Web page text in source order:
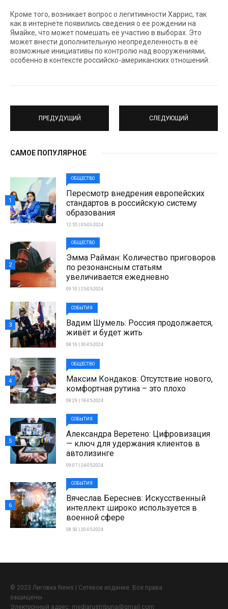
Кроме того, возникает вопрос о легитимности Харрис, так
как в интернете появились сведения о ее рождении на
Ямайке, что может помешать её участию в выборах. Это
может внести дополнительную неопределенность в её
возможные инициативы по контролю над вооружениями,
особенно в контексте российско-американских отношений.
ПРЕДУДУЩИЙ СЛЕДУЮЩИЙ
САМОЕ ПОПУЛЯРНОЕ
ОБЩЕСТВО
Пересмотр внедрения европейских
стандартов в российскую систему
образования
12:55 | 05-03-2024
1
ОБЩЕСТВО
Эмма Райман: Количество приговоров
по резонансным статьям
увеличивается ежедневно
09:10 | 25-05-2024
2
СОБЫТИЯ
Вадим Шумель: Россия продолжается,
живёт и будет жить
08:16 | 30-05-2024
3
ОБЩЕСТВО
Максим Кондаков: Отсутствие нового,
комфортная рутина – это плохо
08:29 | 18-05-2024
4
СОБЫТИЯ
Александра Веретено: Цифровизация
— ключ для удержания клиентов в
автолизинге
09:07 | 24-05-2024
5
СОБЫТИЯ
Вячеслав Береснев: Искусственный
интеллект широко используется в
военной сфере
08:50 | 20-05-2024
6
© 2023 Лиговка News | Сетевое издание. Все права
защищены.
Электронный адрес: mediarustribuna@gmail.com